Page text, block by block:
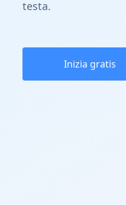
testa.
Inizia gratis